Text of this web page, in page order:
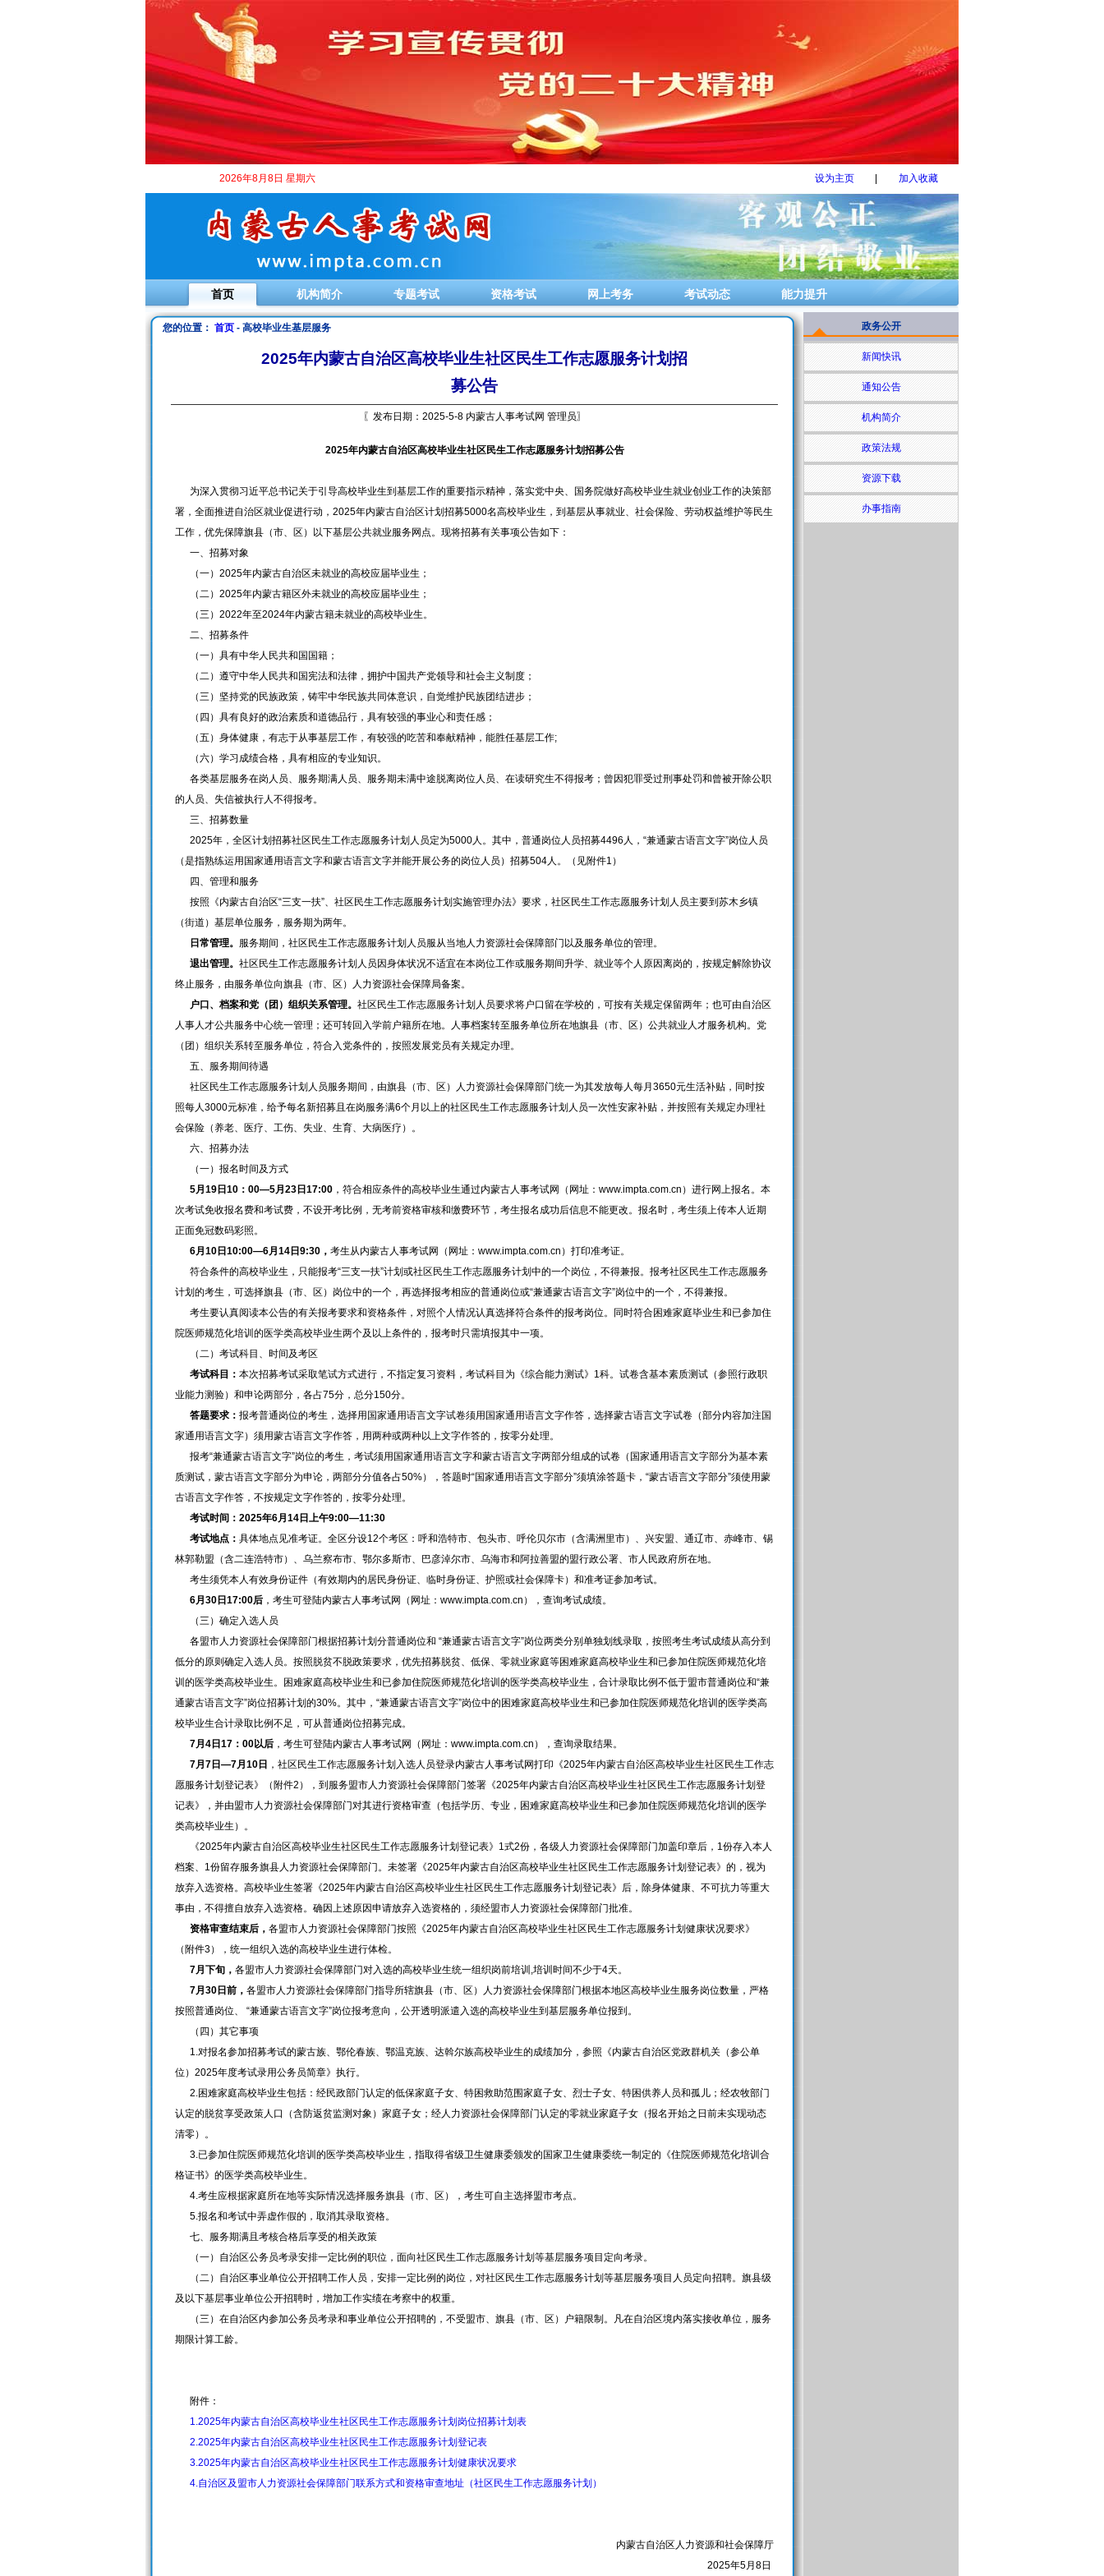
2026年8月8日 星期六 设为主页 加入收藏
首页 机构简介 专题考试 资格考试 网上考务 考试动态 能力提升
您的位置： 首页- 高校毕业生基层服务
2025年内蒙古自治区高校毕业生社区民生工作志愿服务计划招
募公告
〖发布日期：2025-5-8 内蒙古人事考试网 管理员〗
2025年内蒙古自治区高校毕业生社区民生工作志愿服务计划招募公告
为深入贯彻习近平总书记关于引导高校毕业生到基层工作的重要指示精神，落实党中央、国务院做好高校毕业生就业创业工作的决策部
署，全面推进自治区就业促进行动，2025年内蒙古自治区计划招募5000名高校毕业生，到基层从事就业、社会保险、劳动权益维护等民生
工作，优先保障旗县（市、区）以下基层公共就业服务网点。现将招募有关事项公告如下：
一、招募对象
（一）2025年内蒙古自治区未就业的高校应届毕业生；
（二）2025年内蒙古籍区外未就业的高校应届毕业生；
（三）2022年至2024年内蒙古籍未就业的高校毕业生。
二、招募条件
（一）具有中华人民共和国国籍；
（二）遵守中华人民共和国宪法和法律，拥护中国共产党领导和社会主义制度；
（三）坚持党的民族政策，铸牢中华民族共同体意识，自觉维护民族团结进步；
（四）具有良好的政治素质和道德品行，具有较强的事业心和责任感；
（五）身体健康，有志于从事基层工作，有较强的吃苦和奉献精神，能胜任基层工作;
（六）学习成绩合格，具有相应的专业知识。
各类基层服务在岗人员、服务期满人员、服务期未满中途脱离岗位人员、在读研究生不得报考；曾因犯罪受过刑事处罚和曾被开除公职
的人员、失信被执行人不得报考。
三、招募数量
2025年，全区计划招募社区民生工作志愿服务计划人员定为5000人。其中，普通岗位人员招募4496人，“兼通蒙古语言文字”岗位人员
（是指熟练运用国家通用语言文字和蒙古语言文字并能开展公务的岗位人员）招募504人。（见附件1）
四、管理和服务
按照《内蒙古自治区“三支一扶”、社区民生工作志愿服务计划实施管理办法》 要求，社区民生工作志愿服务计划人员主要到苏木乡镇
（街道）基层单位服务，服务期为两年。
日常管理。 服务期间，社区民生工作志愿服务计划人员服从当地人力资源社会保障部门以及服务单位的管理。
退出管理。 社区民生工作志愿服务计划人员因身体状况不适宜在本岗位工作或服务期间升学、就业等个人原因离岗的，按规定解除协议
终止服务，由服务单位向旗县（市、区）人力资源社会保障局备案。
户口、档案和党（团）组织关系管理。 社区民生工作志愿服务计划人员要求将户口留在学校的，可按有关规定保留两年；也可由自治区
人事人才公共服务中心统一管理；还可转回入学前户籍所在地。人事档案转至服务单位所在地旗县（市、区）公共就业人才服务机构。党
（团）组织关系转至服务单位，符合入党条件的，按照发展党员有关规定办理。
五、服务期间待遇
社区民生工作志愿服务计划人员服务期间，由旗县（市、区）人力资源社会保障部门统一为其发放每人每月3650元生活补贴，同时按
照每人3000元标准，给予每名新招募且在岗服务满6个月以上的社区民生工作志愿服务计划人员一次性安家补贴，并按照有关规定办理社
会保险（养老、医疗、工伤、失业、生育、大病医疗）。
六、招募办法
（一）报名时间及方式
5月19日10：00—5月23日17:00 ，符合相应条件的高校毕业生通过内蒙古人事考试网（网址：www.impta.com.cn）进行网上报名。本
次考试免收报名费和考试费，不设开考比例，无考前资格审核和缴费环节，考生报名成功后信息不能更改。报名时，考生须上传本人近期
正面免冠数码彩照。
6月10日10:00—6月14日9:30， 考生从内蒙古人事考试网（网址：www.impta.com.cn）打印准考证。
符合条件的高校毕业生，只能报考“三支一扶”计划或社区民生工作志愿服务计划中的一个岗位，不得兼报。报考社区民生工作志愿服务
计划的考生，可选择旗县（市、区）岗位中的一个，再选择报考相应的普通岗位或“兼通蒙古语言文字”岗位中的一个，不得兼报。
考生要认真阅读本公告的有关报考要求和资格条件，对照个人情况认真选择符合条件的报考岗位。同时符合困难家庭毕业生和已参加住
院医师规范化培训的医学类高校毕业生两个及以上条件的，报考时只需填报其中一项。
（二）考试科目、时间及考区
考试科目： 本次招募考试采取笔试方式进行，不指定复习资料，考试科目为《综合能力测试》1科。试卷含基本素质测试（参照行政职
业能力测验）和申论两部分，各占75分，总分150分。
答题要求： 报考普通岗位的考生，选择用国家通用语言文字试卷须用国家通用语言文字作答，选择蒙古语言文字试卷（部分内容加注国
家通用语言文字）须用蒙古语言文字作答，用两种或两种以上文字作答的，按零分处理。
报考“兼通蒙古语言文字”岗位的考生，考试须用国家通用语言文字和蒙古语言文字两部分组成的试卷（国家通用语言文字部分为基本素
质测试，蒙古语言文字部分为申论，两部分分值各占50%），答题时“国家通用语言文字部分”须填涂答题卡，“蒙古语言文字部分”须使用蒙
古语言文字作答，不按规定文字作答的，按零分处理。
考试时间：2025年6月14日上午9:00—11:30
考试地点： 具体地点见准考证。全区分设12个考区：呼和浩特市、包头市、呼伦贝尔市（含满洲里市）、兴安盟、通辽市、赤峰市、锡
林郭勒盟（含二连浩特市）、乌兰察布市、鄂尔多斯市、巴彦淖尔市、乌海市和阿拉善盟的盟行政公署、市人民政府所在地。
考生须凭本人有效身份证件（有效期内的居民身份证、临时身份证、护照或社会保障卡）和准考证参加考试。
6月30日17:00后 ，考生可登陆内蒙古人事考试网（网址：www.impta.com.cn），查询考试成绩。
（三）确定入选人员
各盟市人力资源社会保障部门根据招募计划分普通岗位和 “兼通蒙古语言文字”岗位两类分别单独划线录取，按照考生考试成绩从高分到
低分的原则确定入选人员。按照脱贫不脱政策要求，优先招募脱贫、低保、零就业家庭等困难家庭高校毕业生和已参加住院医师规范化培
训的医学类高校毕业生。困难家庭高校毕业生和已参加住院医师规范化培训的医学类高校毕业生，合计录取比例不低于盟市普通岗位和“兼
通蒙古语言文字”岗位招募计划的30%。其中，“兼通蒙古语言文字”岗位中的困难家庭高校毕业生和已参加住院医师规范化培训的医学类高
校毕业生合计录取比例不足，可从普通岗位招募完成。
7月4日17：00以后 ，考生可登陆内蒙古人事考试网（网址：www.impta.com.cn），查询录取结果。
7月7日—7月10日 ，社区民生工作志愿服务计划入选人员登录内蒙古人事考试网打印《2025年内蒙古自治区高校毕业生社区民生工作志
愿服务计划登记表》（附件2），到服务盟市人力资源社会保障部门签署《2025年内蒙古自治区高校毕业生社区民生工作志愿服务计划登
记表》，并由盟市人力资源社会保障部门对其进行资格审查（包括学历、专业，困难家庭高校毕业生和已参加住院医师规范化培训的医学
类高校毕业生）。
《2025年内蒙古自治区高校毕业生社区民生工作志愿服务计划登记表》1式2份，各级人力资源社会保障部门加盖印章后，1份存入本人
档案、1份留存服务旗县人力资源社会保障部门。未签署《2025年内蒙古自治区高校毕业生社区民生工作志愿服务计划登记表》的，视为
放弃入选资格。高校毕业生签署《2025年内蒙古自治区高校毕业生社区民生工作志愿服务计划登记表》后，除身体健康、不可抗力等重大
事由，不得擅自放弃入选资格。确因上述原因申请放弃入选资格的，须经盟市人力资源社会保障部门批准。
资格审查结束后， 各盟市人力资源社会保障部门按照《2025年内蒙古自治区高校毕业生社区民生工作志愿服务计划健康状况要求》
（附件3），统一组织入选的高校毕业生进行体检。
7月下旬， 各盟市人力资源社会保障部门对入选的高校毕业生统一组织岗前培训,培训时间不少于4天。
7月30日前， 各盟市人力资源社会保障部门指导所辖旗县（市、区）人力资源社会保障部门根据本地区高校毕业生服务岗位数量，严格
按照普通岗位、 “兼通蒙古语言文字”岗位报考意向，公开透明派遣入选的高校毕业生到基层服务单位报到。
（四）其它事项
1.对报名参加招募考试的蒙古族、鄂伦春族、鄂温克族、达斡尔族高校毕业生的成绩加分，参照《内蒙古自治区党政群机关（参公单
位）2025年度考试录用公务员简章》执行。
2.困难家庭高校毕业生包括：经民政部门认定的低保家庭子女、特困救助范围家庭子女、烈士子女、特困供养人员和孤儿；经农牧部门
认定的脱贫享受政策人口（含防返贫监测对象）家庭子女；经人力资源社会保障部门认定的零就业家庭子女（报名开始之日前未实现动态
清零）。
3.已参加住院医师规范化培训的医学类高校毕业生，指取得省级卫生健康委颁发的国家卫生健康委统一制定的《住院医师规范化培训合
格证书》的医学类高校毕业生。
4.考生应根据家庭所在地等实际情况选择服务旗县（市、区），考生可自主选择盟市考点。
5.报名和考试中弄虚作假的，取消其录取资格。
七、服务期满且考核合格后享受的相关政策
（一）自治区公务员考录安排一定比例的职位，面向社区民生工作志愿服务计划等基层服务项目定向考录。
（二）自治区事业单位公开招聘工作人员，安排一定比例的岗位，对社区民生工作志愿服务计划等基层服务项目人员定向招聘。旗县级
及以下基层事业单位公开招聘时，增加工作实绩在考察中的权重。
（三）在自治区内参加公务员考录和事业单位公开招聘的，不受盟市、旗县（市、区）户籍限制。凡在自治区境内落实接收单位，服务
期限计算工龄。
附件：
1.2025年内蒙古自治区高校毕业生社区民生工作志愿服务计划岗位招募计划表
2.2025年内蒙古自治区高校毕业生社区民生工作志愿服务计划登记表
3.2025年内蒙古自治区高校毕业生社区民生工作志愿服务计划健康状况要求
4.自治区及盟市人力资源社会保障部门联系方式和资格审查地址（社区民生工作志愿服务计划）
内蒙古自治区人力资源和社会保障厅
2025年5月8日
政务公开
新闻快讯
通知公告
机构简介
政策法规
资源下载
办事指南